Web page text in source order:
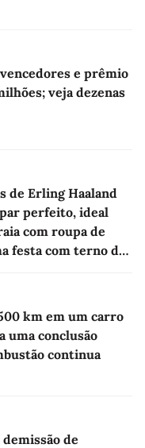
e prêmio
veja dezenas
de Erling Haaland
perfeito, ideal
com roupa de
festa com terno de
km em um carro
uma conclusão
continua
de